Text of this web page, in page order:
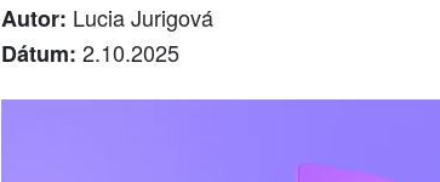
Autor: Lucia Jurigová
Dátum: 2.10.2025